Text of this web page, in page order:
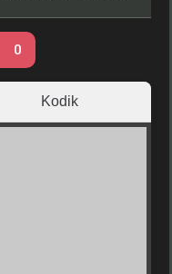
0
Kodik